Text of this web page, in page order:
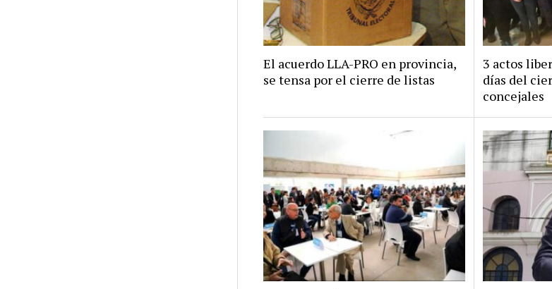
El acuerdo LLA-PRO en provincia,
se tensa por el cierre de listas
3 actos
días del
concejales